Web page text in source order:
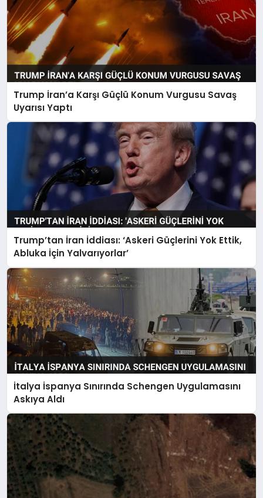
Trump İran’a Karşı Güçlü Konum Vurgusu Savaş
Uyarısı Yaptı
Trump’tan İran İddiası: ‘Askeri Güçlerini Yok Ettik,
Abluka İçin Yalvarıyorlar’
İtalya İspanya Sınırında Schengen Uygulamasını
Askıya Aldı